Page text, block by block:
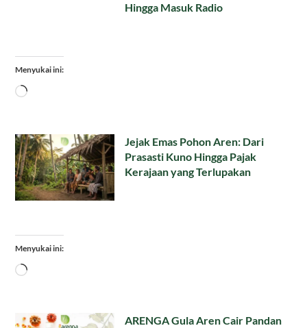
Hingga Masuk Radio
Menyukai ini:
Memuat...
Jejak Emas Pohon Aren: Dari
Prasasti Kuno Hingga Pajak
Kerajaan yang Terlupakan
Menyukai ini:
Memuat...
ARENGA Gula Aren Cair Pandan